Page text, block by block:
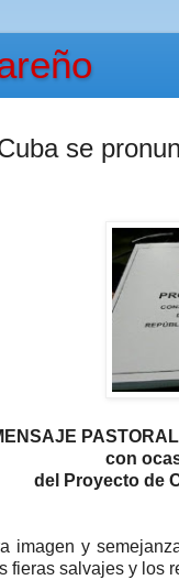
se
con
del Proyecto de
imagen y
fieras salvajes y los